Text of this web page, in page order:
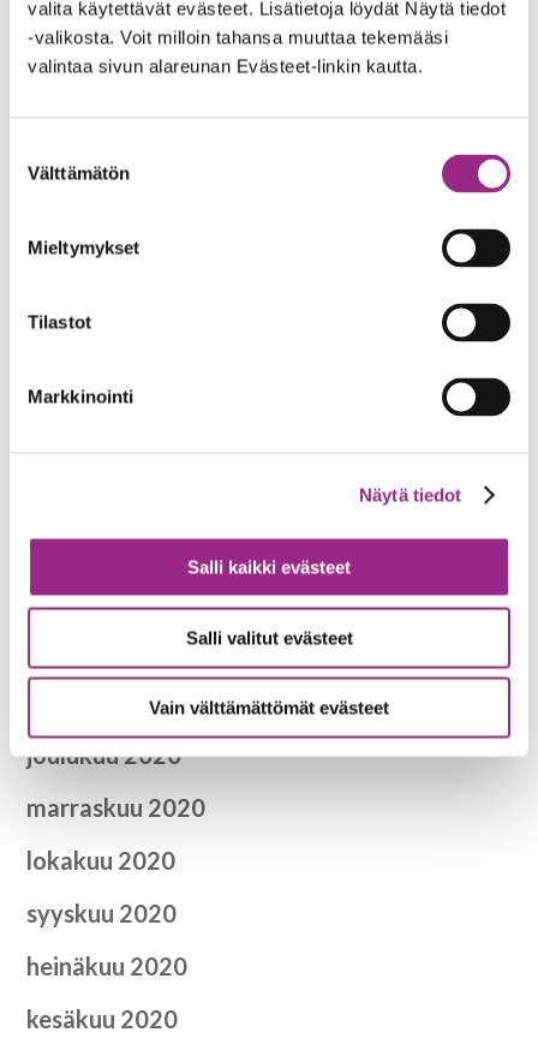
valita käytettävät evästeet. Lisätietoja löydät Näytä tiedot
-valikosta. Voit milloin tahansa muuttaa tekemääsi
valintaa sivun alareunan Evästeet-linkin kautta.
valinta
Välttämätön
Mieltymykset
Tilastot
Markkinointi
Näytä tiedot
Salli kaikki evästeet
Salli valitut evästeet
Vain välttämättömät evästeet
joulukuu 2022
syyskuu 2022
kesäkuu 2022
joulukuu 2021
syyskuu 2021
toukokuu 2021
huhtikuu 2021
helmikuu 2021
tammikuu 2021
joulukuu 2020
marraskuu 2020
lokakuu 2020
syyskuu 2020
heinäkuu 2020
kesäkuu 2020